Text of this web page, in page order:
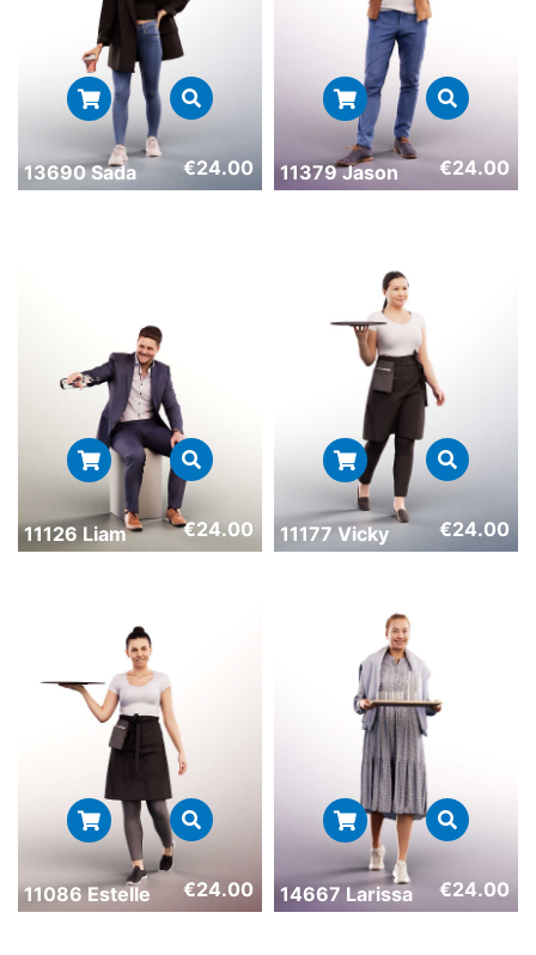
13690 Sada €24.00 11379 Jason €24.00
11126 Liam €24.00 11177 Vicky €24.00
11086 Estelle €24.00 14667 Larissa €24.00